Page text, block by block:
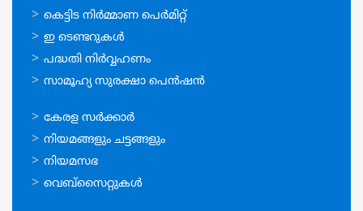
ഓണ്‍ലൈന്‍
സേവനങ്ങള്‍
കെട്ടിട നിര്‍മ്മാണ പെര്‍മിറ്റ്‌
ഇ ടെണ്ടറുകള്‍
പദ്ധതി നിര്‍വ്വഹണം
സാമൂഹ്യ സുരക്ഷാ പെന്‍ഷന്‍
ഉപയോഗപ്രദമായ
കണ്ണികള്‍
കേരള സര്‍ക്കാര്‍
നിയമങ്ങളും ചട്ടങ്ങളും
നിയമസഭ
വെബ്സൈറ്റുകള്‍